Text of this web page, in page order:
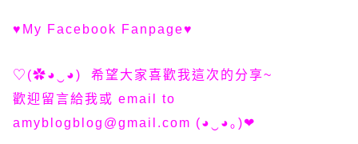
♥ My Facebook Fanpage♥
♡(✿◕‿◕) 希望大家喜歡我這次的分享~
歡迎留言給我或 email to
amyblogblog@gmail.com (◕‿◕｡)❤